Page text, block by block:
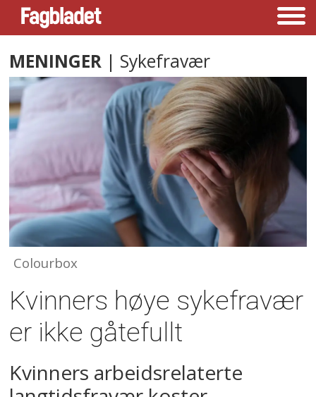
MENINGER | Sykefravær
Colourbox
Kvinners høye sykefravær
er ikke gåtefullt
Kvinners arbeidsrelaterte